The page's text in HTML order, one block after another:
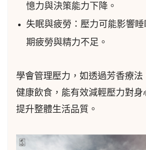
憶力與決策能力下降。
失眠與疲勞：壓力可能影響
期疲勞與精力不足。
學會管理壓力，如透過芳香療
健康飲食，能有效減輕壓力對身
提升整體生活品質。